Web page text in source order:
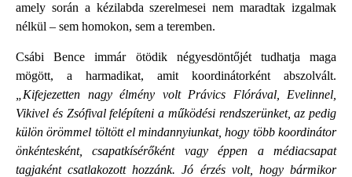
amely során a kézilabda szerelmesei nem maradtak izgalmak
nélkül – sem homokon, sem a teremben.
Csábi Bence immár ötödik négyesdöntőjét tudhatja maga
mögött, a harmadikat, amit koordinátorként abszolvált.
„Kifejezetten nagy élmény volt Právics Flórával, Evelinnel,
Vikivel és Zsófival felépíteni a működési rendszerünket, az pedig
külön örömmel töltött el mindannyiunkat, hogy több koordinátor
önkéntesként, csapatkísérőként vagy éppen a médiacsapat
tagjaként csatlakozott hozzánk. Jó érzés volt, hogy bármikor